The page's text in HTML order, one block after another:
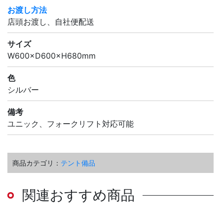
お渡し方法
店頭お渡し、自社便配送
サイズ
W600×D600×H680mm
色
シルバー
備考
ユニック、フォークリフト対応可能
商品カテゴリ： テント備品
関連おすすめ商品